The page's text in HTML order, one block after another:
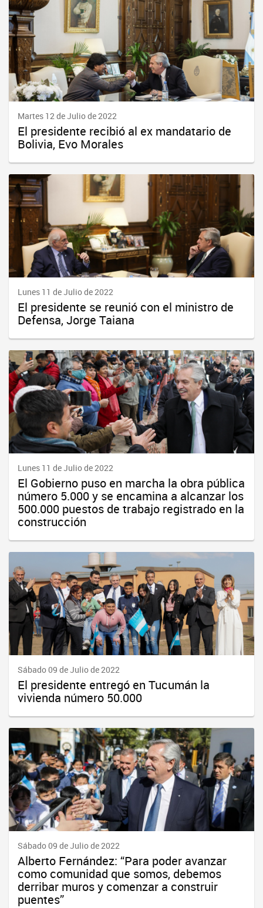
Martes 12 de Julio de 2022
El presidente recibió al ex mandatario de
Bolivia, Evo Morales
Lunes 11 de Julio de 2022
El presidente se reunió con el ministro de
Defensa, Jorge Taiana
Lunes 11 de Julio de 2022
El Gobierno puso en marcha la obra pública
número 5.000 y se encamina a alcanzar los
500.000 puestos de trabajo registrado en la
construcción
Sábado 09 de Julio de 2022
El presidente entregó en Tucumán la
vivienda número 50.000
Sábado 09 de Julio de 2022
Alberto Fernández: “Para poder avanzar
como comunidad que somos, debemos
derribar muros y comenzar a construir
puentes”